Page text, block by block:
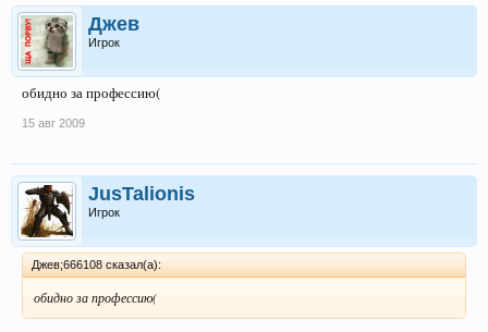
Джев
Игрок
обидно за профессию(
15 авг 2009
JusTalionis
Игрок
Джев;666108 сказал(а):
обидно за профессию(